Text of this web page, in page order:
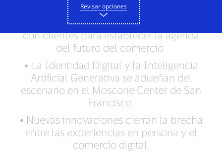
Visa reúne a líderes de la industria en su
Visa Payments Forum, su encuentro anual
con clientes para establecer la agenda
del futuro del comercio
• La Identidad Digital y la Inteligencia
Artificial Generativa se adueñan del
escenario en el Moscone Center de San
Francisco
• Nuevas innovaciones cierran la brecha
entre las experiencias en persona y el
comercio digital
Revisar opciones